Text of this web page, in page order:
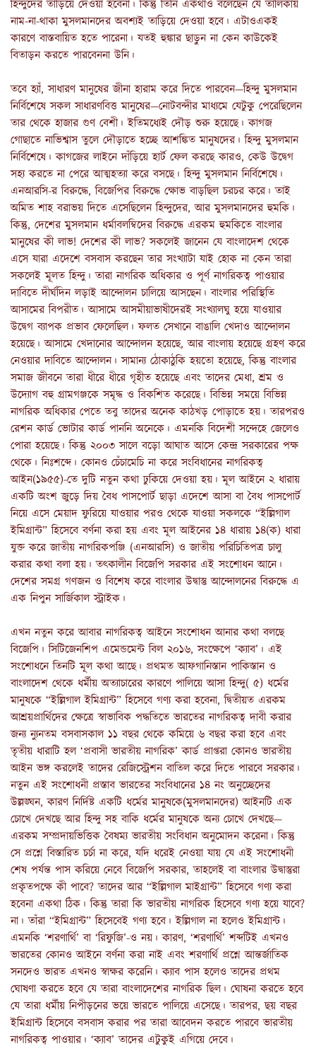
হিন্দুদের তাড়িয়ে দেওয়া হবেনা। কিন্তু তিনি একথাও বলেছেন যে তালিকায়
নাম-না-থাকা মুসলমানদের অবশ্যই তাড়িয়ে দেওয়া হবে। এটাওএকই
কারণে বাস্তবায়িত হতে পারেনা।যতই হুঙ্কার ছাড়ুন না কেন কাউকেই
বিতাড়ন করতে পারবেননা উনি।
তবে হ্যাঁ,সাধারণ মানুষের জীনা হারাম করে দিতে পারবেন—হিন্দু মুসলমান
নির্বিশেষে সকল সাধারণবিত্ত মানুষের—নোটবন্দীর মাধ্যমে যেটুকু পেরেছিলেন
তার থেকে হাজার গুণ বেশী। ইতিমধ্যেই দৌড় শুরু হয়েছে। কাগজ
গোছাতে নাভিশ্বাস তুলে দৌড়াতে হচ্ছে আশঙ্কিত মানুষদের। হিন্দু মুসলমান
নির্বিশেষে। কাগজের লাইনে দাঁড়িয়ে হার্ট ফেল করছে কারও, কেউ উদ্বেগ
সহ্য করতে না পেরে আত্মহত্যা করে বসছে। হিন্দু মুসলমান নির্বিশেষে।
এনআরসি-র বিরুদ্ধে, বিজেপির বিরুদ্ধে ক্ষোভ বাড়ছিল চরচর করে। তাই
অমিত শাহ বরাভয় দিতে এসেছিলেন হিন্দুদের, আর মুসলমানদের হুমকি।
কিন্তু, দেশের মুসলমান ধর্মাবলম্বিদের বিরুদ্ধে এরকম হুমকিতে বাংলার
মানুষের কী লাভ! দেশের কী লাভ? সকলেই জানেন যে বাংলাদেশ থেকে
এসে যারা এদেশে বসবাস করছেন তার সংখ্যাটা যাই হোক না কেন তারা
সকলেই মূলত হিন্দু। তারা নাগরিক অধিকার ও পূর্ণ নাগরিকত্ব পাওয়ার
দাবিতে দীর্ঘদিন লড়াই আন্দোলন চালিয়ে আসছেন। বাংলার পরিস্থিতি
আসামের বিপরীত। আসামে আসমীয়াভাষীদেরই সংখ্যালঘু হয়ে যাওয়ার
উদ্বেগ ব্যাপক প্রভাব ফেলেছিল। ফলত সেখানে বাঙালি খেদাও আন্দোলন
হয়েছে। আসামে খেদানোর আন্দোলন হয়েছে, আর বাংলায় হয়েছে গ্রহণ করে
নেওয়ার দাবিতে আন্দোলন। সামান্য ঠোকাঠুকি হয়তো হয়েছে, কিন্তু বাংলার
সমাজ জীবনে তারা ধীরে ধীরে গৃহীত হয়েছে এবং তাদের মেধা, শ্রম ও
উদ্যোগ বহু গ্রামগঞ্জকে সমৃদ্ধ ও বিকশিত করেছে। বিভিন্ন সময়ে বিভিন্ন
নাগরিক অধিকার পেতে তবু তাদের অনেক কাঠখড় পোড়াতে হয়। তারপরও
রেশন কার্ড ভোটার কার্ড পাননি অনেকে। এমনকি বিদেশী সন্দেহে জেলেও
পোরা হয়েছে। কিন্তু ২০০৩ সালে বড়ো আঘাত আসে কেন্দ্র সরকারের পক্ষ
থেকে। নিঃশব্দে। কোনও চেঁচামেচি না করে সংবিধানের নাগরিকত্ব
আইন(১৯৫৫)-তে দুটি নতুন কথা ঢুকিয়ে দেওয়া হয়। মূল আইনে ২ ধারায়
একটি অংশ জুড়ে দিয় বৈধ পাসপোর্ট ছাড়া এদেশে আসা বা বৈধ পাসপোর্ট
নিয়ে এসে মেয়াদ ফুরিয়ে যাওয়ার পরও থেকে যাওয়া সকলকে “ইল্লিগাল
ইমিগ্রান্ট” হিসেবে বর্ণনা করা হয় এবং মূল আইনের ১৪ ধারায় ১৪(ক) ধারা
যুক্ত করে জাতীয় নাগরিকপঞ্জি (এনআরসি) ও জাতীয় পরিচিতিপত্র চালু
করার কথা বলা হয়। তৎকালীন বিজেপি সরকার এই সংশোধন আনে।
দেশের সমগ্র গণজন ও বিশেষ করে বাংলার উদ্বাস্তু আন্দোলনের বিরুদ্ধে এ
এক নিপুন সার্জিকাল স্ট্রাইক।
এখন নতুন করে আবার নাগরিকত্ব আইনে সংশোধন আনার কথা বলছে
বিজেপি ।সিটিজেনশিপ এমেন্ডমেন্ট বিল ২০১৬, সংক্ষেপে ‘ক্যাব’। এই
সংশোধনে তিনটি মূল কথা আছে। প্রথমত আফগানিস্তান পাকিস্তান ও
বাংলাদেশ থেকে ধর্মীয় অত্যাচারের কারণে পালিয়ে আসা হিন্দু( ৫) ধর্মের
মানুষকে “ইল্লিগাল ইমিগ্রান্ট” হিসেবে গণ্য করা হবেনা, দ্বিতীয়ত এরকম
আশ্রয়প্রার্থিদের ক্ষেত্রে স্বাভাবিক পদ্ধতিতে ভারতের নাগরিকত্ব দাবী করার
জন্য ন্যুনতম বসবাসকাল ১১ বছর থেকে কমিয়ে ৬ বছর করা হবে এবং
তৃতীয় ধারাটি হল ‘প্রবাসী ভারতীয় নাগরিক’ কার্ড প্রাপ্তরা কোনও ভারতীয়
আইন ভঙ্গ করলেই তাদের রেজিস্ট্রেশন বাতিল করে দিতে পারবে সরকার।
নতুন এই সংশোধনী প্রস্তাব ভারতের সংবিধানের ১৪ নং অনুচ্ছেদের
উল্লঙ্ঘন, কারণ নির্দিষ্ট একটি ধর্মের মানুষকে(মুসলমানদের) আইনটি এক
চোখে দেখছে আর হিন্দু সহ বাকি ধর্মের মানুষকে অন্য চোখে দেখছে—
এরকম সম্প্রদায়ভিত্তিক বৈষম্য ভারতীয় সংবিধান অনুমোদন করেনা। কিন্তু
সে প্রশ্নে বিস্তারিত চর্চা না করে, যদি ধরেই নেওয়া যায় যে এই সংশোধনী
শেষ পর্যন্ত পাস করিয়ে নেবে বিজেপি সরকার, তাহলেই বা বাংলার উদ্বাস্তুরা
প্রকৃতপক্ষে কী পাবে? তাদের আর “ইল্লিগাল মাইগ্রান্ট” হিসেবে গণ্য করা
হবেনা একথা ঠিক ।কিন্তু তারা কি ভারতীয় নাগরিক হিসেবে গণ্য হয়ে যাবে?
না। তাঁরা “ইমিগ্রান্ট” হিসেবেই গণ্য হবে। ইল্লিগাল না হলেও ইমিগ্রান্ট।
এমনকি ‘শরণার্থি’ বা ‘রিফুজি’-ও নয়। কারণ, ‘শরণার্থি’ শব্দটিই এখনও
ভারতের কোনও আইনে বর্ণনা করা নাই এবং শরণার্থি প্রশ্নে আন্তর্জাতিক
সনদেও ভারত এখনও স্বাক্ষর করেনি। ক্যাব পাস হলেও তাদের প্রথম
ঘোষণা করতে হবে যে তারা বাংলাদেশের নাগরিক ছিল। ঘোষনা করতে হবে
যে তারা ধর্মীয় নিপীড়নের ভয়ে ভারতে পালিয়ে এসেছে। তারপর, ছয় বছর
ইমিগ্রান্ট হিসেবে বসবাস করার পর তারা আবেদন করতে পারবে ভারতীয়
নাগরিকত্ব পাওয়ার। ‘ক্যাব’ তাদের এটুকুই এগিয়ে দেবে।